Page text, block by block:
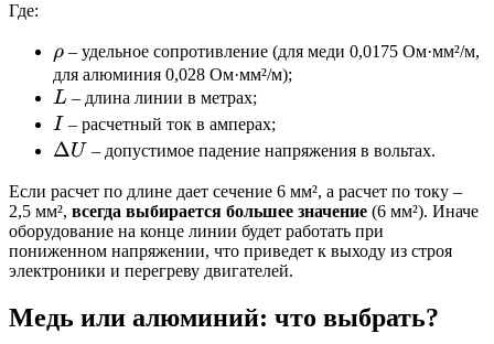
\times
\rho
\times
\times
U}
Где:
\rho
ρ – удельное сопротивление (для меди 0,0175 Ом·мм²/м,
для алюминия 0,028 Ом·мм²/м);
L
L – длина линии в метрах;
I
I – расчетный ток в амперах;
\Delta
ΔU – допустимое падение напряжения в вольтах.
Если расчет по длине дает сечение 6 мм², а расчет по току –
2,5 мм², всегда выбирается большее значение (6 мм²). Иначе
оборудование на конце линии будет работать при
пониженном напряжении, что приведет к выходу из строя
электроники и перегреву двигателей.
Медь или алюминий: что выбрать?